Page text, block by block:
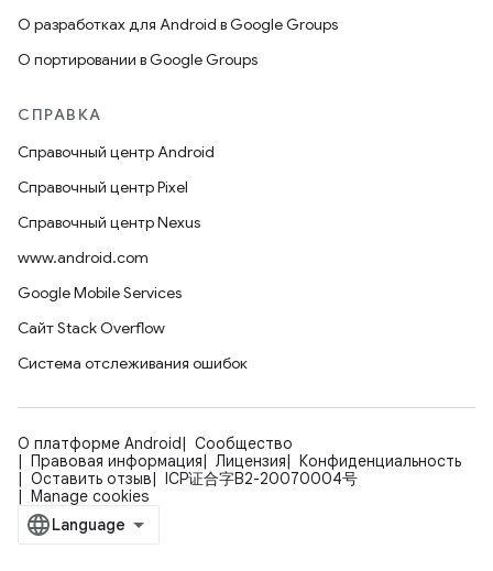
О разработках для Android в Google Groups
О портировании в Google Groups
СПРАВКА
Справочный центр Android
Справочный центр Pixel
Справочный центр Nexus
www.android.com
Google Mobile Services
Сайт Stack Overflow
Система отслеживания ошибок
О платформе Android
Сообщество
Правовая информация
Лицензия
Конфиденциальность
Оставить отзыв
ICP证合字B2-20070004号
Manage cookies